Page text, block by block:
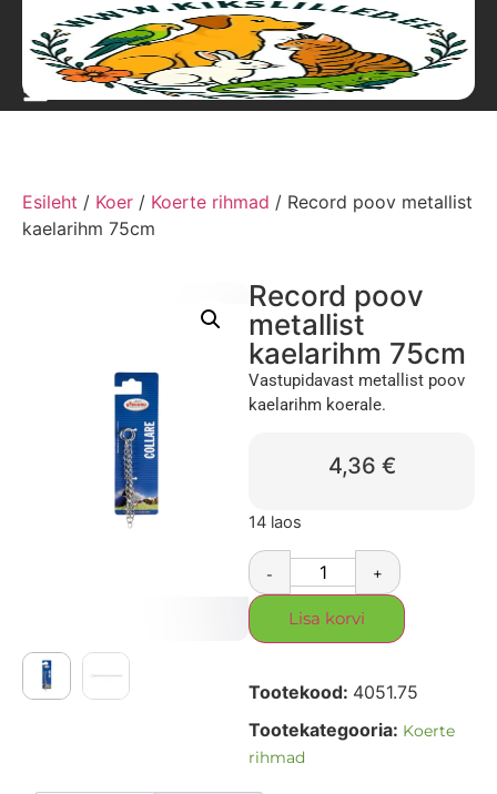
Esileht / Koer / Koerte rihmad / Record poov metallist
kaelarihm 75cm
Record poov
metallist
kaelarihm 75cm
Vastupidavast metallist poov
kaelarihm koerale.
4,36 €
14 laos
- +
Lisa korvi
Tootekood: 4051.75
Tootekategooria: Koerte
rihmad